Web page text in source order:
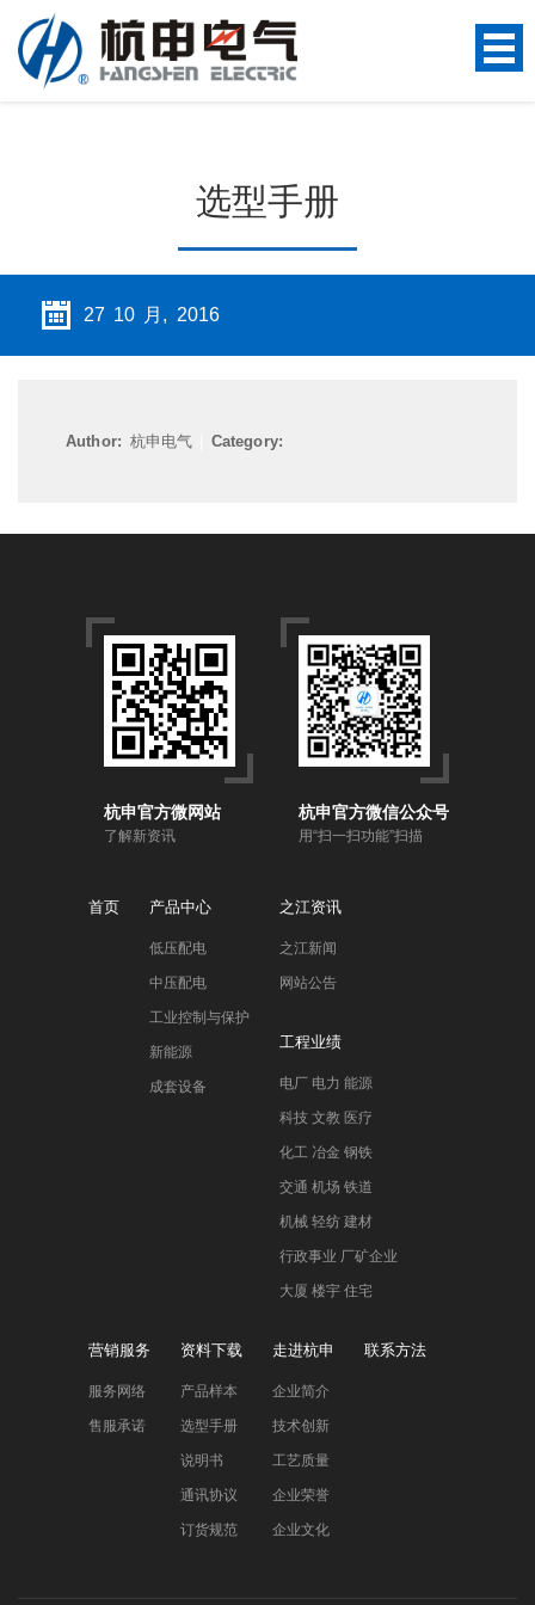
选型手册
27 10 月, 2016
Author: 杭申电气| Category:
杭申官方微网站
了解新资讯
杭申官方微信公众号
用“扫一扫功能”扫描
首页 产品中心
低压配电
中压配电
工业控制与保护
新能源
成套设备
之江资讯
之江新闻
网站公告
工程业绩
电厂 电力 能源
科技 文教 医疗
化工 冶金 钢铁
交通 机场 铁道
机械 轻纺 建材
行政事业 厂矿企业
大厦 楼宇 住宅
营销服务
服务网络
售服承诺
资料下载
产品样本
选型手册
说明书
通讯协议
订货规范
走进杭申
企业简介
技术创新
工艺质量
企业荣誉
企业文化
联系方法